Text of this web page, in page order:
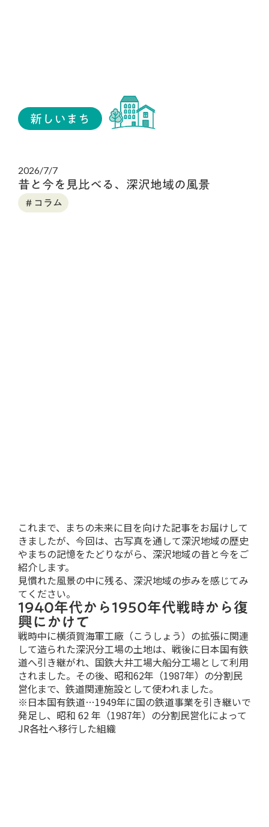
新しいまち
2026/7/7
昔と今を見比べる、深沢地域の風景
＃コラム
これまで、まちの未来に目を向けた記事をお届けして
きましたが、今回は、古写真を通して深沢地域の歴史
やまちの記憶をたどりながら、深沢地域の昔と今をご
紹介します。
見慣れた風景の中に残る、深沢地域の歩みを感じてみ
てください。
1940年代から1950年代戦時から復
興にかけて
戦時中に横須賀海軍工廠（こうしょう）の拡張に関連
して造られた深沢分工場の土地は、戦後に日本国有鉄
道へ引き継がれ、国鉄大井工場大船分工場として利用
されました。その後、昭和62年（1987年）の分割民
営化まで、鉄道関連施設として使われました。
※日本国有鉄道…1949年に国の鉄道事業を引き継いで
発足し、昭和 62 年（1987年）の分割民営化によって
JR各社へ移行した組織